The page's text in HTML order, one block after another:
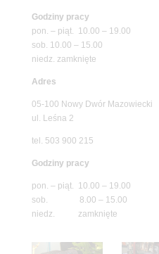
Godziny pracy
pon. – piąt. 10.00 – 19.00
sob. 10.00 – 15.00
niedz. zamknięte
Adres
05-100 Nowy Dwór Mazowiecki
ul. Leśna 2
tel. 503 900 215
Godziny pracy
pon. – piąt. 10.00 – 19.00
sob. 8.00 – 15.00
niedz. zamknięte